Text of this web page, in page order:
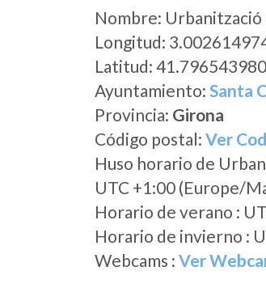
Nombre:
Longitud:
Latitud:
Ayuntamiento: Santa
Provincia: Girona
Código postal: Ver
Huso horario de
UTC +1:00 (Europe/
Horario de verano :
Horario de invierno :
Webcams : Ver